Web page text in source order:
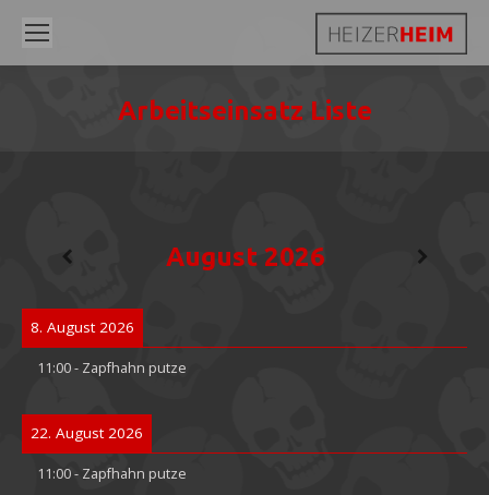
Arbeitseinsatz Liste
August 2026
8. August 2026
11:00- Zapfhahn putze
22. August 2026
11:00- Zapfhahn putze